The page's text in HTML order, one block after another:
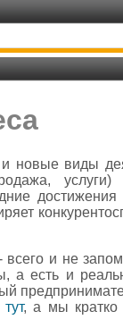
новые виды
достижения
и не
а есть и
тут, а мы